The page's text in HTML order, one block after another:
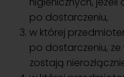
po dostarczeniu,
w której
po dostarczeniu,
zostają